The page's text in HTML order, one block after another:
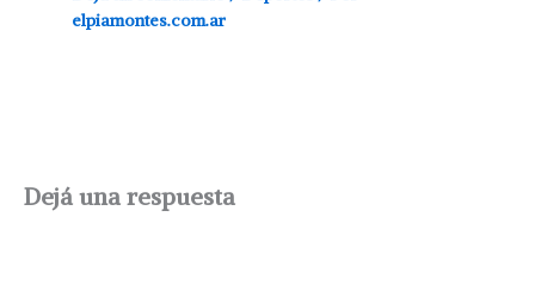
elpiamontes.com.ar
Dejá una respuesta